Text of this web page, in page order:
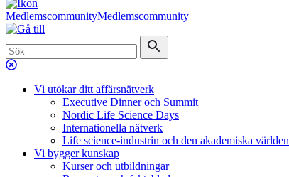
MedlemscommunityMedlemscommunity
Vi utökar ditt affärsnätverk
Executive Dinner och Summit
Nordic Life Science Days
Internationella nätverk
Life science-industrin och den akademiska världen
Vi bygger kunskap
Kurser och utbildningar